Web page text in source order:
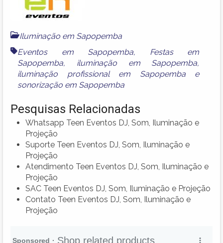
Iluminação em Sapopemba
Eventos em Sapopemba, Festas em
Sapopemba, iluminação em Sapopemba,
iluminação profissional em Sapopembae
sonorização em Sapopemba
Pesquisas Relacionadas
Whatsapp Teen Eventos DJ, Som, Iluminação e
Projeção
Suporte Teen Eventos DJ, Som, Iluminação e
Projeção
Atendimento Teen Eventos DJ, Som, Iluminação e
Projeção
SAC Teen Eventos DJ, Som, Iluminação e Projeção
Contato Teen Eventos DJ, Som, Iluminação e
Projeção